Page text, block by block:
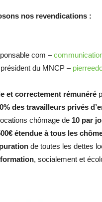
nos revendications :
com –
du MNCP –
et correctement rémunéré
des travailleurs privés
chômage de 10 par
étendue à tous les
de toutes les dettes
, socialement et